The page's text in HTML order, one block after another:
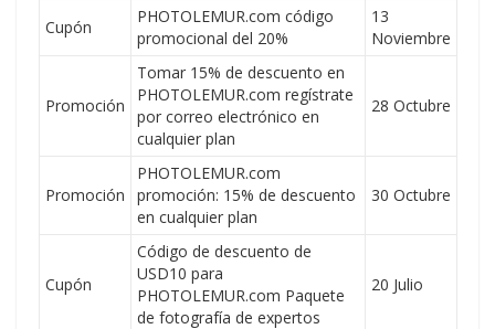
Cupón
PHOTOLEMUR.com código
promocional del 20%
13
Noviembre
Promoción
Tomar 15% de descuento en
PHOTOLEMUR.com regístrate
por correo electrónico en
cualquier plan
28 Octubre
Promoción
PHOTOLEMUR.com
promoción: 15% de descuento
en cualquier plan
30 Octubre
Cupón
Código de descuento de
USD10 para
PHOTOLEMUR.com Paquete
de fotografía de expertos
20 Julio